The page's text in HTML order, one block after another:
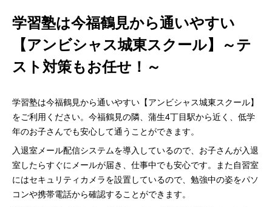
学習塾は今福鶴見から通いやすい
【アンビシャス城東スクール】～テ
スト対策もお任せ！～
学習塾は今福鶴見から通いやすい【アンビシャス城東スクール】
をご利用ください。今福鶴見の隣、蒲生4丁目駅から近く、低学
年のお子さんでも安心して通うことができます。
入退室メール配信システムを導入しているので、お子さんが入退
室したらすぐにメールが届き、仕事中でも安心です。また自習室
にはセキュリティカメラを設置しているので、勉強中の姿をパソ
コンや携帯電話から確認することができます。